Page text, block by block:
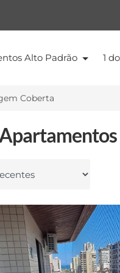
Alto Padrão 1
Coberta
por